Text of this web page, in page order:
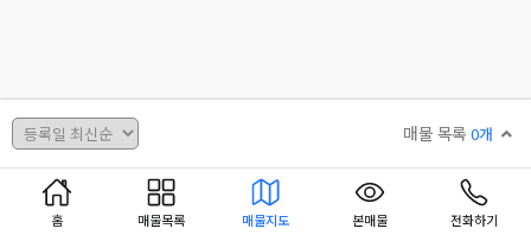
매물 목록 0개
홈 매물목록 매물지도 본매물 전화하기